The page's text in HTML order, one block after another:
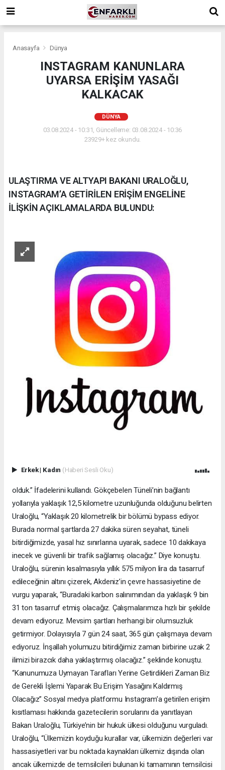
Anasayfa Dünya
INSTAGRAM KANUNLARA
UYARSA ERİŞİM YASAĞI
KALKACAK
DÜNYA
03.08.2024 - 10:31, Güncelleme: 03.08.2024 - 10:36
23929+ kez okundu.
ULAŞTIRMA VE ALTYAPI BAKANI URALOĞLU,
INSTAGRAM’A GETİRİLEN ERİŞİM ENGELİNE
İLİŞKİN AÇIKLAMALARDA BULUNDU:
Erkek| Kadın (Haberi Sesli Oku)
olduk.” İfadelerini kullandı. Gökçebelen Tüneli’nin bağlantı
yollarıyla yaklaşık 12,5 kilometre uzunluğunda olduğunu belirten
Uraloğlu, “Yaklaşık 20 kilometrelik bir bölümü bypass ediyor.
Burada normal şartlarda 27 dakika süren seyahat, tüneli
bitirdiğimizde, yasal hız sınırlarına uyarak, sadece 10 dakikaya
inecek ve güvenli bir trafik sağlamış olacağız.” Diye konuştu.
Uraloğlu, sürenin kısalmasıyla yıllık 575 milyon lira da tasarruf
edileceğinin altını çizerek, Akdeniz’in çevre hassasiyetine de
vurgu yaparak, “Buradaki karbon salınımından da yaklaşık 9 bin
31 ton tasarruf etmiş olacağız. Çalışmalarımıza hızlı bir şekilde
devam ediyoruz. Mevsim şartları herhangi bir olumsuzluk
getirmiyor. Dolayısıyla 7 gün 24 saat, 365 gün çalışmaya devam
ediyoruz. İnşallah yolumuzu bitirdiğimiz zaman birbirine uzak 2
ilimizi birazcık daha yaklaştırmış olacağız.” şeklinde konuştu.
“Kanunumuza Uymayan Tarafları Yerine Getirdikleri Zaman Biz
de Gerekli İşlemi Yaparak Bu Erişim Yasağını Kaldırmış
Olacağız” Sosyal medya platformu Instagram’a getirilen erişim
kısıtlaması hakkında gazetecilerin sorularını da yanıtlayan
Bakan Uraloğlu, Türkiye’nin bir hukuk ülkesi olduğunu vurguladı.
Uraloğlu, “Ülkemizin koyduğu kurallar var, ülkemizin değerleri var
hassasiyetleri var bu noktada kaynakları ülkemiz dışında olan
ancak ülkemizde de temsilcileri bulunan ki tamamının temsilcisi